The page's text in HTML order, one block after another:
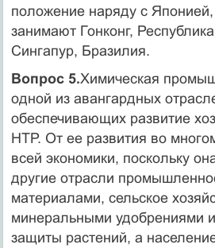
положение наряду с
занимают Гонконг,
Сингапур, Бразилия.
Вопрос 5.Химическая
одной из авангардных
обеспечивающих развитие
НТР. От ее развития во
всей экономики, поскольку
другие отрасли
материалами, сельское
минеральными удобрениями
защиты растений, а